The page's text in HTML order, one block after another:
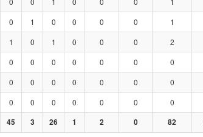
0 1 0 0 0 0 1
1 0 1 0 0 0 2
0 0 0 0 0 0 0
0 0 0 0 0 0 0
0 0 0 0 0 0 0
45 3 26 1 2 0 82